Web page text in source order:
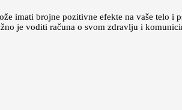
imati brojne pozitivne efekte na vaše telo i
je voditi računa o svom zdravlju i